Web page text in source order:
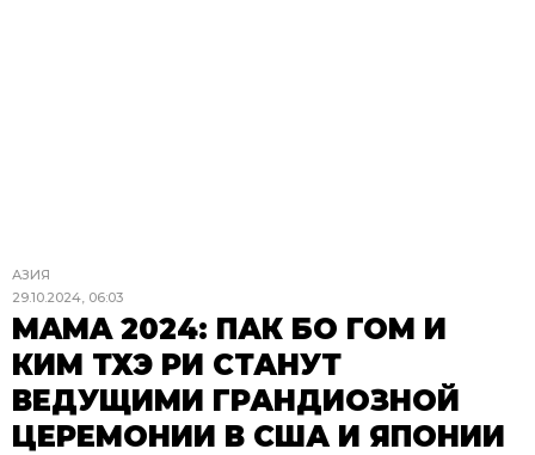
АЗИЯ
29.10.2024, 06:03
MAMA 2024: ПАК БО ГОМ И
КИМ ТХЭ РИ СТАНУТ
ВЕДУЩИМИ ГРАНДИОЗНОЙ
ЦЕРЕМОНИИ В США И ЯПОНИИ